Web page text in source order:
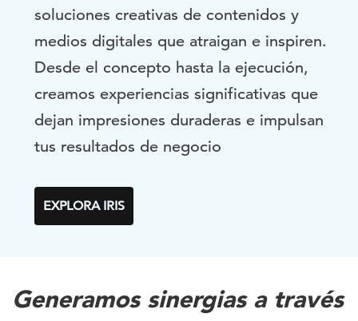
soluciones creativas de contenidos y
medios digitales que atraigan e inspiren.
Desde el concepto hasta la ejecución,
creamos experiencias significativas que
dejan impresiones duraderas e impulsan
tus resultados de negocio
EXPLORA IRIS
Generamos sinergias a través